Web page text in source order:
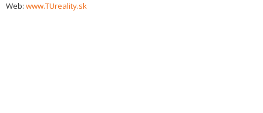
Web: www.TUreality.sk